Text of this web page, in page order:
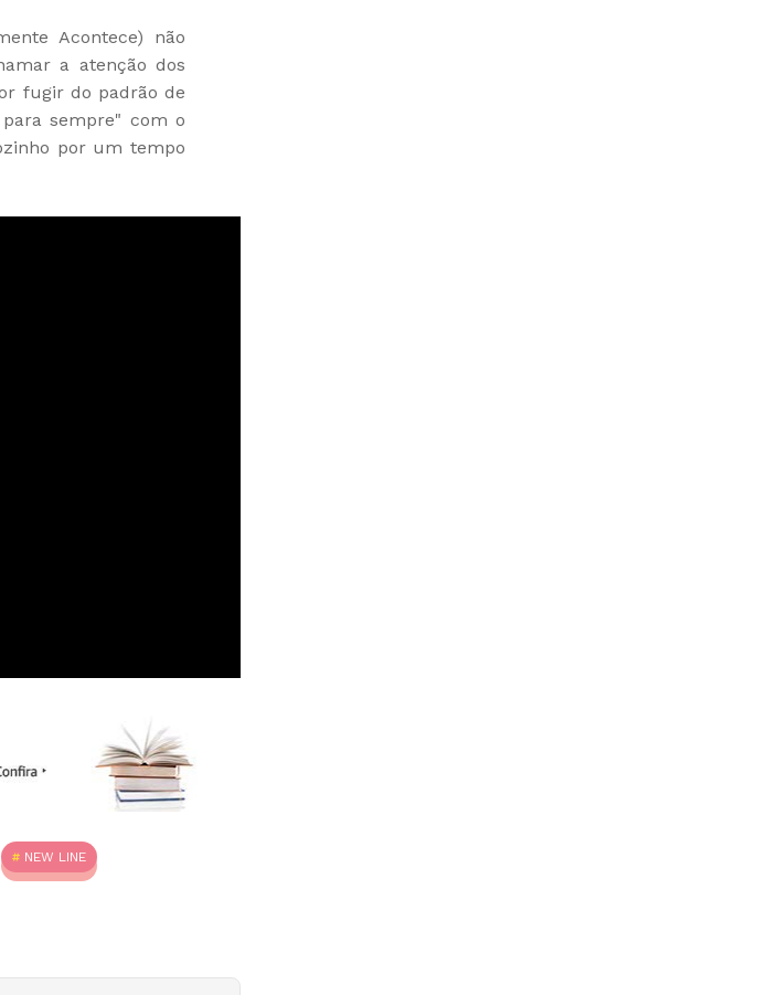
Acontece) não
a atenção dos
fugir do padrão de
sempre" com o
por um tempo
NEW LINE